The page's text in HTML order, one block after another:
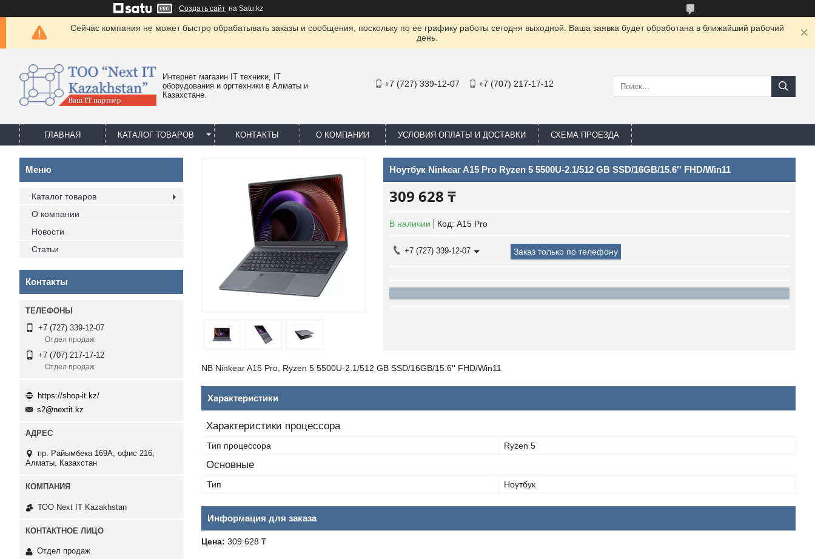
Создать сайт на Satu.kz
Сейчас компания не может быстро обрабатывать заказы и сообщения, поскольку по ее графику работы сегодня выходной. Ваша заявка будет обработана в ближайший рабочий
день.
Интернет магазин IT техники, IT
оборудования и оргтехники в Алматы и
Казахстане.
+7 (727) 339-12-07 +7 (707) 217-17-12
ГЛАВНАЯ КАТАЛОГ ТОВАРОВ КОНТАКТЫ О КОМПАНИИ УСЛОВИЯ ОПЛАТЫ И ДОСТАВКИ СХЕМА ПРОЕЗДА
Ноутбук Ninkear A15 Pro Ryzen 5 5500U-2.1/512 GB SSD/16GB/15.6'' FHD/Win11
309 628 ₸
В наличии Код: A15 Pro
+7 (727) 339-12-07 Заказ только по телефону
NB Ninkear A15 Pro, Ryzen 5 5500U-2.1/512 GB SSD/16GB/15.6'' FHD/Win11
Характеристики
Характеристики процессора
Тип процессора Ryzen 5
Основные
Тип Ноутбук
Информация для заказа
Цена: 309 628 ₸
Каталог товаров
О компании
Новости
Статьи
Контакты
+7 (727) 339-12-07
Отдел продаж
+7 (707) 217-17-12
Отдел продаж
https://shop-it.kz/
s2@nextit.kz
пр. Райымбека 169А, офис 216,
Алматы, Казахстан
ТОО Next IT Kazakhstan
Отдел продаж